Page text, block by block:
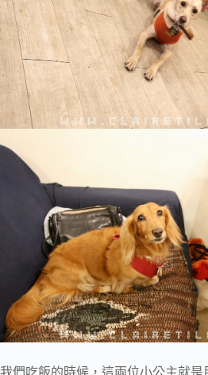
我們吃飯的時候，這兩位小公主就是